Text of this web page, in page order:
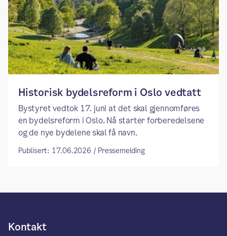
​​Historisk bydelsreform i Oslo vedtatt​
Bystyret vedtok 17. juni at det skal gjennomføres
en bydelsreform i Oslo. Nå starter forberedelsene
og de nye bydelene skal få navn.
Publisert: 17.06.2026 / Pressemelding
Kontakt